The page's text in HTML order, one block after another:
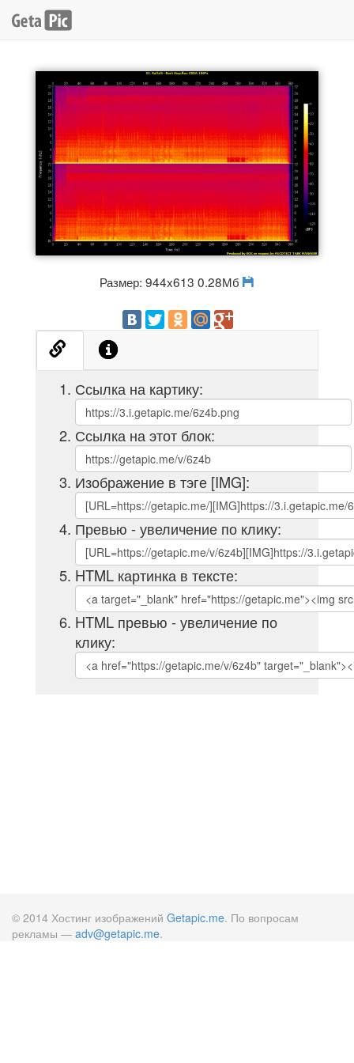
Размер: 944x613 0.28Мб
Ссылка на картику:
Ссылка на этот блок:
Изображение в тэге [IMG]:
Превью - увеличение по клику:
HTML картинка в тексте:
HTML превью - увеличение по
клику:
© 2014 Хостинг изображений Getapic.me. По вопросам
рекламы — adv@getapic.me.